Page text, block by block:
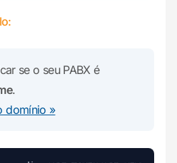
se o seu PABX é
.
domínio »